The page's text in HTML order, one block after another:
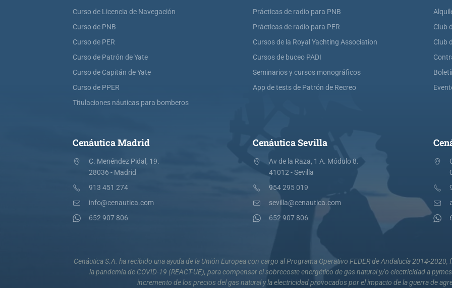
Curso de Licencia de Navegación
Curso de PNB
Curso de PER
Curso de Patrón de Yate
Curso de Capitán de Yate
Curso de PPER
Titulaciones náuticas para bomberos
Prácticas de radio para PNB
Prácticas de radio para PER
Cursos de la Royal Yachting Association
Cursos de buceo PADI
Seminarios y cursos monográficos
App de tests de Patrón de Recreo
Club
Club
Cenáutica Madrid
C. Menéndez Pidal, 19.
28036 - Madrid
913 451 274
info@cenautica.com
652 907 806
Cenáutica Sevilla
Av de la Raza, 1 A. Módulo 8.
41012 - Sevilla
954 295 019
sevilla@cenautica.com
652 907 806
Cenáutica S.A. ha recibido una ayuda de la Unión Europea con cargo al Programa Operativo FEDER de Andalucía 2014-
la pandemia de COVID-19 (REACT-UE), para compensar el sobrecoste energético de gas natural y/o electricidad a
incremento de los precios del gas natural y la electricidad provocados por el impacto de la guerra de